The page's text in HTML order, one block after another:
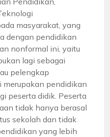
masyarakat, yang
dengan pendidikan
nonformal ini, yaitu
lagi sebagai
pelengkap
pendidikan
peserta didik. Peserta
tidak hanya berasal
sekolah dan tidak
yang lebih